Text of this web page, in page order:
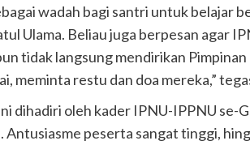
wadah bagi santri untuk belajar
Ulama. Beliau juga berpesan agar
tidak langsung mendirikan
meminta restu dan doa mereka,”
dihadiri oleh kader IPNU-IPPNU
Antusiasme peserta sangat tinggi,